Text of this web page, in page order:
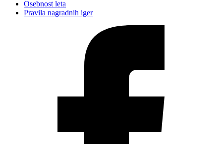
Osebnost leta
Pravila nagradnih iger